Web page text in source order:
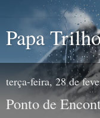
Papa
terça-feira, 28 de
Ponto de